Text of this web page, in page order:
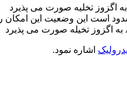
اشاره نمود.